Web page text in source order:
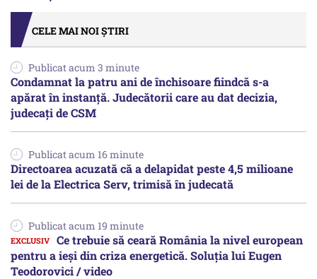
CELE MAI NOI ȘTIRI
Publicat acum 3 minute
Condamnat la patru ani de închisoare fiindcă s-a
apărat în instanță. Judecătorii care au dat decizia,
judecați de CSM
Publicat acum 16 minute
Directoarea acuzată că a delapidat peste 4,5 milioane
lei de la Electrica Serv, trimisă în judecată
Publicat acum 19 minute
Ce trebuie să ceară România la nivel european
pentru a ieși din criza energetică. Soluția lui Eugen
Teodorovici / video